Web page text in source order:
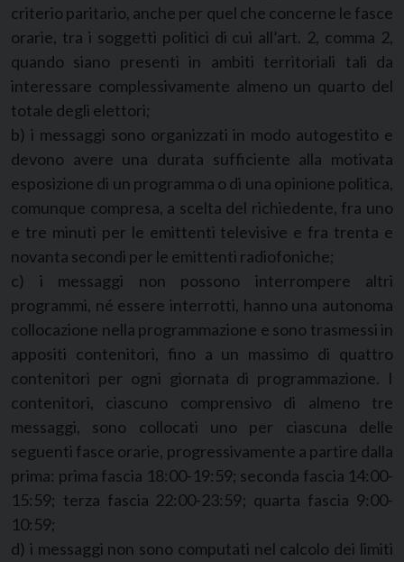
criterio paritario, anche per quel che concerne le fasce
orarie, tra i soggetti politici di cui all’art. 2, comma 2,
quando siano presenti in ambiti territoriali tali da
interessare complessivamente almeno un quarto del
totale degli elettori;
b) i messaggi sono organizzati in modo autogestito e
devono avere una durata sufficiente alla motivata
esposizione di un programma o di una opinione politica,
comunque compresa, a scelta del richiedente, fra uno
e tre minuti per le emittenti televisive e fra trenta e
novanta secondi per le emittenti radiofoniche;
c) i messaggi non possono interrompere altri
programmi, né essere interrotti, hanno una autonoma
collocazione nella programmazione e sono trasmessi in
appositi contenitori, fino a un massimo di quattro
contenitori per ogni giornata di programmazione. I
contenitori, ciascuno comprensivo di almeno tre
messaggi, sono collocati uno per ciascuna delle
seguenti fasce orarie, progressivamente a partire dalla
prima: prima fascia 18:00-19:59; seconda fascia 14:00-
15:59; terza fascia 22:00-23:59; quarta fascia 9:00-
10:59;
d) i messaggi non sono computati nel calcolo dei limiti